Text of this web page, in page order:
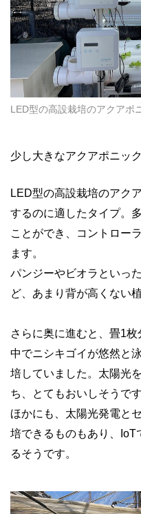
LED型の高設栽培のアクアポ
少し大きなアクアポニッ
LED型の高設栽培のアク
するのに適したタイプ。
ことができ、コントロー
ます。
パンジーやビオラといっ
ど、あまり背が高くない
さらに奥に進むと、畳1
中でニシキゴイが悠然と
培していました。太陽光
ち、とてもおいしそうです
ほかにも、太陽光発電と
培できるものもあり、IoT
るそうです。